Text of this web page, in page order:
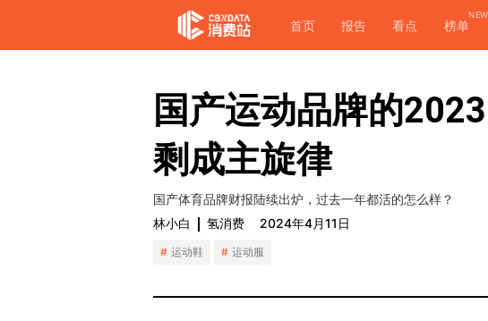
首页 报告 看点 榜单
NEW
国产运动品牌的
剩成主旋律
国产体育品牌财报陆续出炉，过去一年都活的怎么样？
林小白
氢消费 2024年4月11日
运动鞋 运动服